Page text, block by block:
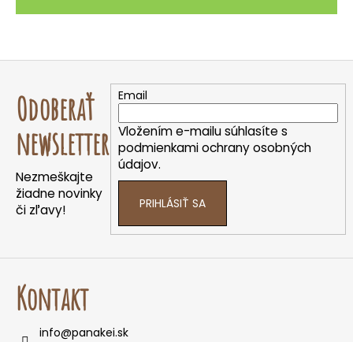
Z
Odoberať
newsletter
Nezmeškajte
žiadne novinky
či zľavy!
Email
Vložením e-mailu súhlasíte s
podmienkami ochrany osobných
údajov.
PRIHLÁSIŤ SA
Kontakt
info@panakei.sk